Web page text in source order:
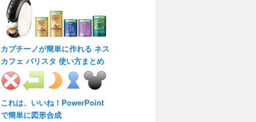
カプチーノが簡単に作れる ネス
カフェ バリスタ 使い方まとめ
これは、いいね！PowerPoint
で簡単に図形合成